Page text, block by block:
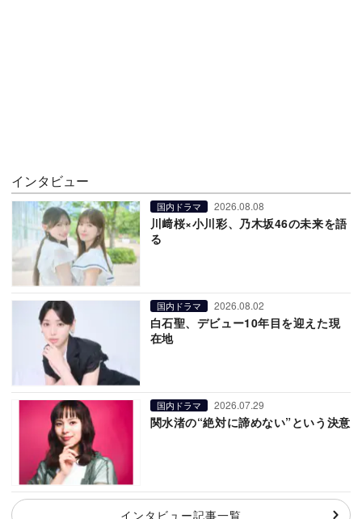
インタビュー
国内ドラマ 2026.08.08
川﨑桜×小川彩、乃木坂46の未来を語
る
国内ドラマ 2026.08.02
白石聖、デビュー10年目を迎えた現
在地
国内ドラマ 2026.07.29
関水渚の“絶対に諦めない”という決意
インタビュー記事一覧